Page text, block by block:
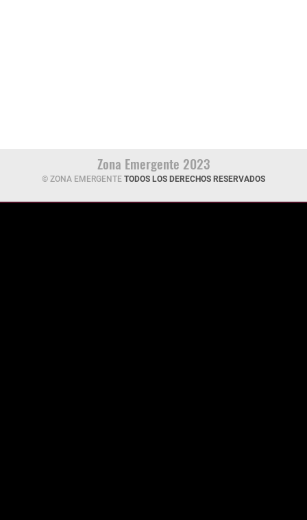
Zona Emergente 2023
© ZONA EMERGENTE TODOS LOS DERECHOS RESERVADOS